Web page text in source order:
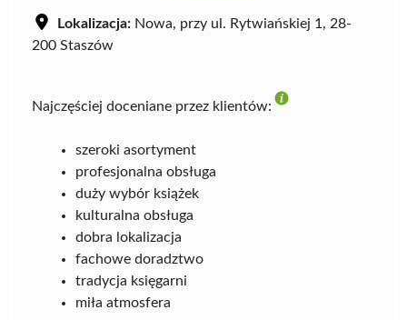
Lokalizacja: Nowa, przy ul. Rytwiańskiej 1, 28-
200 Staszów
Najczęściej doceniane przez klientów:
szeroki asortyment
profesjonalna obsługa
duży wybór książek
kulturalna obsługa
dobra lokalizacja
fachowe doradztwo
tradycja księgarni
miła atmosfera